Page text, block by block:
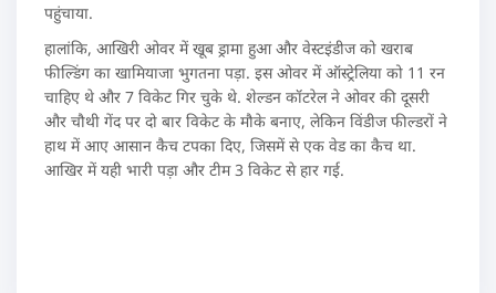
पहुंचाया.
हालांकि, आखिरी ओवर में खूब ड्रामा हुआ और वेस्टइंडीज को खराब
फील्डिंग का खामियाजा भुगतना पड़ा. इस ओवर में ऑस्ट्रेलिया को 11 रन
चाहिए थे और 7 विकेट गिर चुके थे. शेल्डन कॉटरेल ने ओवर की दूसरी
और चौथी गेंद पर दो बार विकेट के मौके बनाए, लेकिन विंडीज फील्डरों ने
हाथ में आए आसान कैच टपका दिए, जिसमें से एक वेड का कैच था.
आखिर में यही भारी पड़ा और टीम 3 विकेट से हार गई.